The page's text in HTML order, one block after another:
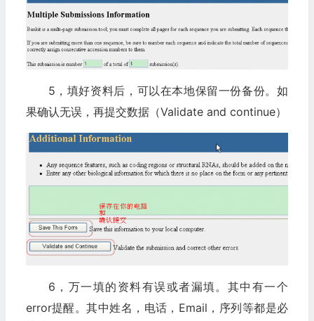
5，填好资料后，可以在本地保留一份备份。如
果确认无误，再提交数据（Validate and continue）
6，万一填的资料有误或者漏填。其中有一个
error提醒。其中姓名，电话，Email，序列等都是必